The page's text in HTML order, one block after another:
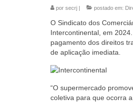
por secrj | postado em:
O Sindicato dos
Intercontinental, em
pagamento dos direitos
de aplicação imediata.
“O supermercado
coletiva para que ocorra